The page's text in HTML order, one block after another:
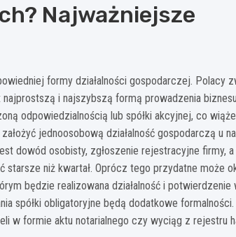
Najważniejsze
formy działalności gospodarczej. Polacy
i najszybszą formą prowadzenia
odpowiedzialnością lub spółki akcyjnej, co
jednoosobową działalność gospodarczą u
dowód osobisty, zgłoszenie rejestracyjne firmy, a
niż kwartał. Oprócz tego przydatne może
będzie realizowana działalność i potwierdzenie
spółki obligatoryjne będą dodatkowe formalności.
w formie aktu notarialnego czy wyciąg z rejestru